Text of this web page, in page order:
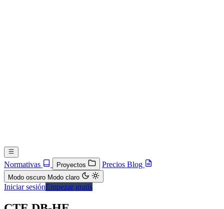
Normativas Proyectos Precios Blog
Modo oscuro Modo claro
Iniciar sesiónEmpezar gratis